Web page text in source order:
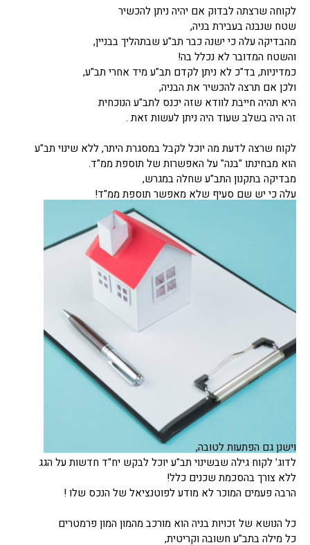
לקוחה שרצתה לבדוק אם יהיה ניתן להכשיר
שטח שנבנה בעבירת בניה,
מהבדיקה עלה כי ישנה כבר תב"ע שבתהליך בבניין,
והשטח המדובר לא נכלל בה!
כמדיניות, בד"כ לא ניתן לקדם תב"ע מיד אחרי תב"ע,
ולכן אם תרצה להכשיר את הבניה,
היא תהיה חייבת לוודא שזה יכנס לתב"ע הנוכחית
זה היה בשלב שעוד היה ניתן לעשות זאת .
לקוח שרצה לדעת מה יוכל לקבל במסגרת היתר, ללא שינוי תב"ע
הוא מבחינתו "בנה" על האפשרות של תוספת ממ"ד.
מבדיקה בתקנון התב"ע שחלה במגרש,
עלה כי יש שם סעיף שלא מאפשר תוספת ממ"ד!
וישנן גם הפתעות לטובה,
לדוג' לקוח גילה שבשינוי תב"ע יוכל לבקש יח"ד חדשות על הגג
ללא צורך בהסכמת שכנים כלל!
הרבה פעמים המוכר לא מודע לפוטנציאל של הנכס שלו !
כל הנושא של זכויות בניה הוא מורכב מהמון המון פרמטרים
כל מילה בתב"ע חשובה וקריטית,